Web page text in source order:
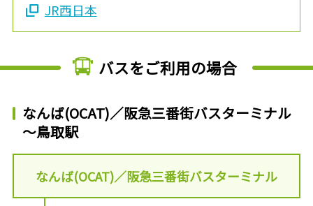
JR西日本
バスをご利用の場合
なんば(OCAT)／阪急三番街バスターミナル
～鳥取駅
なんば(OCAT)／阪急三番街バスターミナル